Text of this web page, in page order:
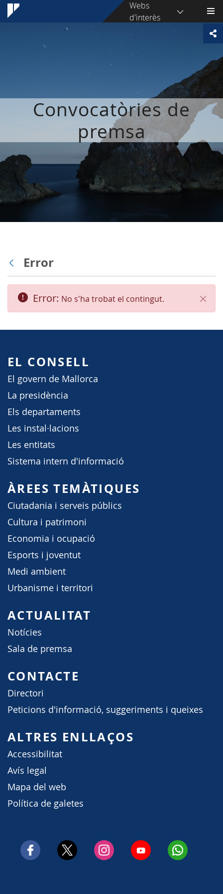
Webs
d'interès
Convocatòries de
premsa
Vés enrere
Error
Tanca
Error: No s'ha trobat el contingut.
EL CONSELL
El govern de Mallorca
La presidència
Els departaments
Les instal·lacions
Les entitats
Sistema intern d'informació
ÀREES TEMÀTIQUES
Ciutadania i serveis públics
Cultura i patrimoni
Economia i ocupació
Esports i joventut
Medi ambient
Urbanisme i territori
ACTUALITAT
Notícies
Sala de premsa
CONTACTE
Directori
Peticions d'informació, suggeriments i queixes
ALTRES ENLLAÇOS
Accessibilitat
Avís legal
Mapa del web
Política de galetes